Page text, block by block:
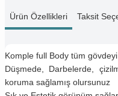
Ürün Özellikleri Taksit
Komple full Body tüm gövdeyi
Düşmede, Darbelerde,
koruma sağlamış olursunuz